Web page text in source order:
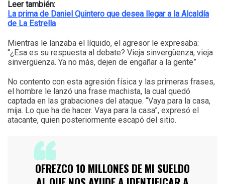
Leer también:
La prima de Daniel Quintero que desea llegar a la Alcaldía
de La Estrella
Mientras le lanzaba el líquido, el agresor le expresaba:
“¿Esa es su respuesta al debate? Vieja sinvergüenza, vieja
sinvergüenza. Ya no más, dejen de engañar a la gente”
No contento con esta agresión física y las primeras frases,
el hombre le lanzó una frase machista, la cual quedó
captada en las grabaciones del ataque. “Vaya para la casa,
mija. Lo que ha de hacer. Vaya para la casa”, expresó el
atacante, quien posteriormente escapó del sitio.
OFREZCO 10 MILLONES DE MI SUELDO